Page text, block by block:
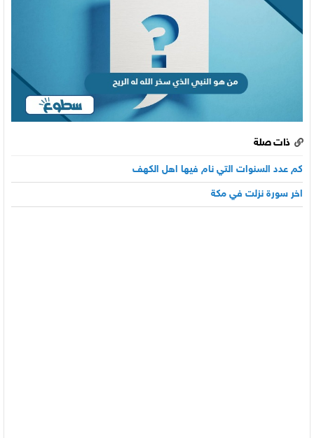
ذات صلة
كم عدد السنوات التي نام فيها اهل الكهف
اخر سورة نزلت في مكة